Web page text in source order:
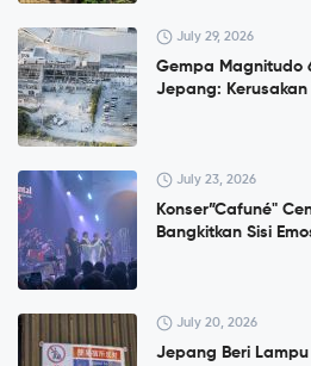
July 29, 2026
Gempa Magnitudo
Jepang:
July 23, 2026
Konser”Cafuné"
Bangkitkan Sisi
July 20, 2026
Jepang Beri